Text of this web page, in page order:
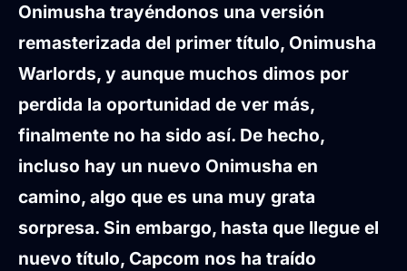
Onimusha trayéndonos una versión
remasterizada del primer título, Onimusha
Warlords, y aunque muchos dimos por
perdida la oportunidad de ver más,
finalmente no ha sido así. De hecho,
incluso hay un nuevo Onimusha en
camino, algo que es una muy grata
sorpresa. Sin embargo, hasta que llegue el
nuevo título, Capcom nos ha traído